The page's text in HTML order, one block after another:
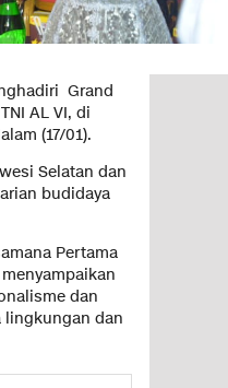
Grand
AL VI, di
(17/01).
Selatan dan
budidaya
Pertama
dan
lingkungan dan